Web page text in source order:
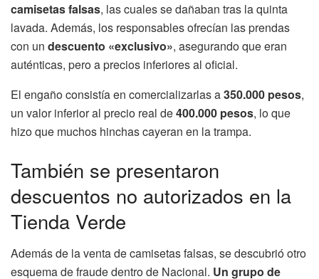
camisetas falsas, las cuales se dañaban tras la quinta
lavada. Además, los responsables ofrecían las prendas
con un descuento «exclusivo», asegurando que eran
auténticas, pero a precios inferiores al oficial.
El engaño consistía en comercializarlas a350.000 pesos,
un valor inferior al precio real de400.000 pesos, lo que
hizo que muchos hinchas cayeran en la trampa.
También se presentaron
descuentos no autorizados en la
Tienda Verde
Además de la venta de camisetas falsas, se descubrió otro
esquema de fraude dentro de Nacional. Un grupo de